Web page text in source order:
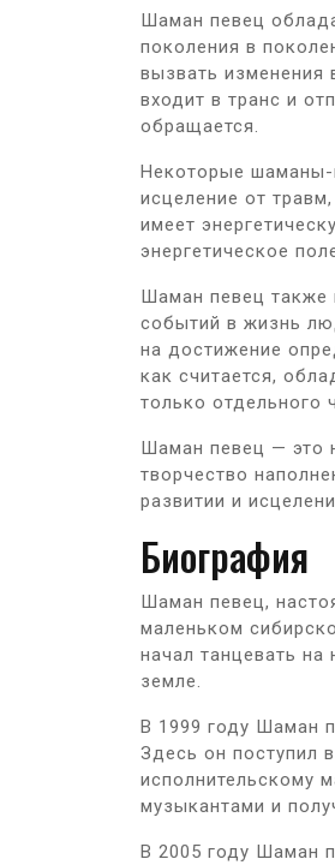
Шаман певец
поколения в
вызвать изменения
входит в транс и
обращается.
Некоторые шаманы-
исцеление от
имеет
энергетическое
Шаман певец также
событий в жизнь
на достижение
как считается,
только отдельного
Шаман певец — это
творчество
развитии и
Биография
Шаман певец,
маленьком
начал танцевать
земле.
В 1999 году Шаман
Здесь он поступил
исполнительскому
музыкантами и
В 2005 году Шаман